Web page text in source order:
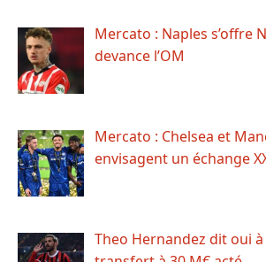
Mercato : Naples s’offre
devance l’OM
Mercato : Chelsea et
envisagent un échange
Theo Hernandez dit oui à